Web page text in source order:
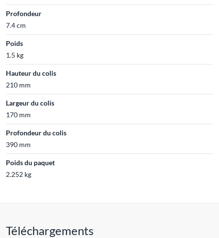
Profondeur
7.4 cm
Poids
1.5 kg
Hauteur du colis
210 mm
Largeur du colis
170 mm
Profondeur du colis
390 mm
Poids du paquet
2.252 kg
Téléchargements